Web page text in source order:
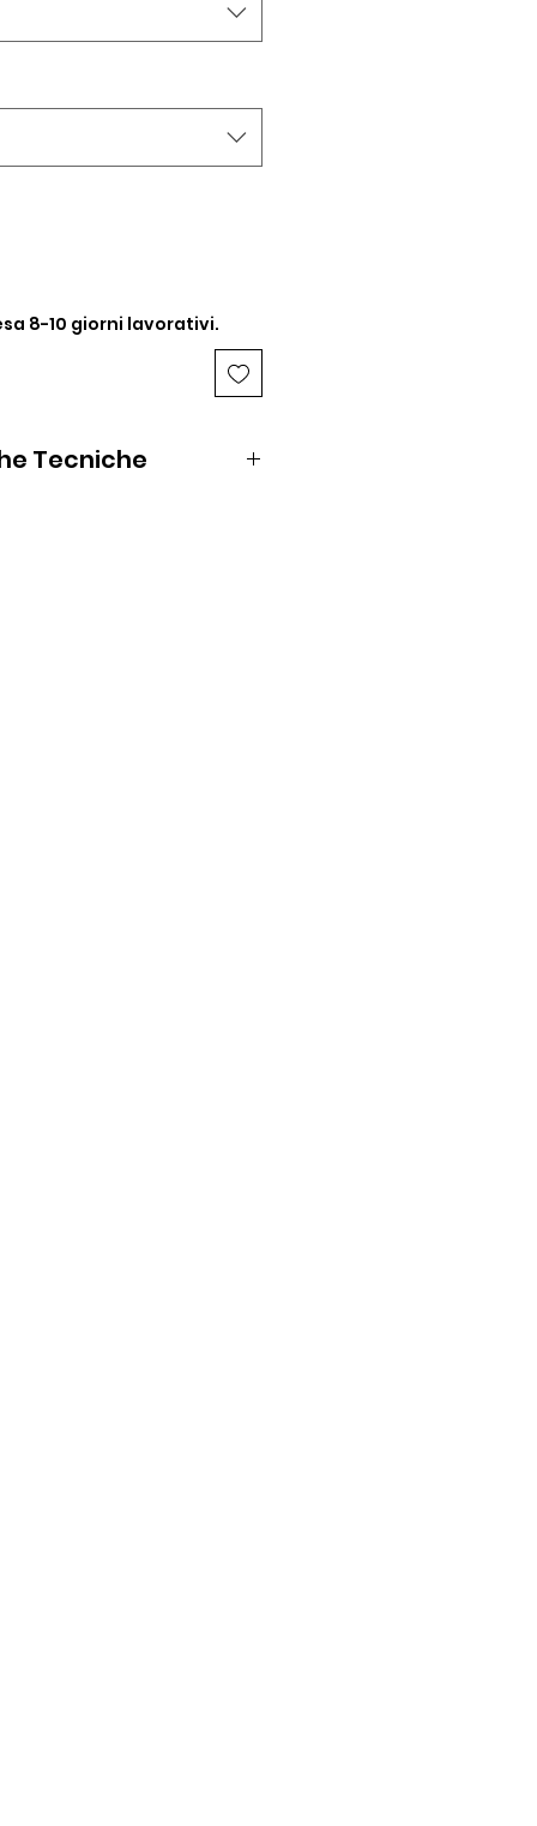
8-10 giorni lavorativi.
Tecniche
70 W